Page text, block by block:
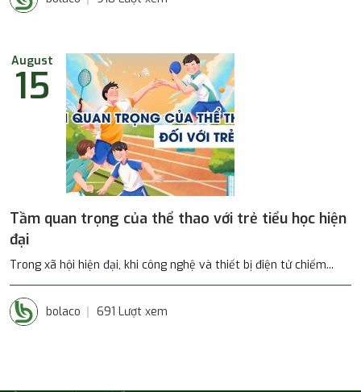
August
15
Tầm quan trọng của thể thao với trẻ tiểu học hiện
đại
Trong xã hội hiện đại, khi công nghệ và thiết bị điện tử chiếm...
bolaco 691 Lượt xem